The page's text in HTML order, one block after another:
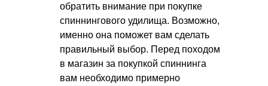
обратить внимание при покупке
спиннингового удилища. Возможно,
именно она поможет вам сделать
правильный выбор. Перед походом
в магазин за покупкой спиннинга
вам необходимо примерно